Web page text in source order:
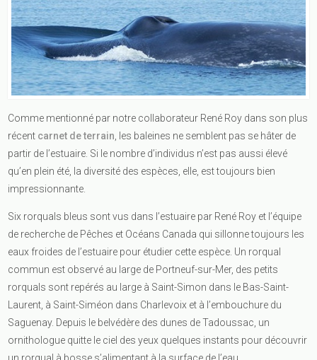
Comme mentionné par notre collaborateur René Roy dans son plus
récent carnet de terrain , les baleines ne semblent pas se hâter de
partir de l’estuaire. Si le nombre d’individus n’est pas aussi élevé
qu’en plein été, la diversité des espèces, elle, est toujours bien
impressionnante.
Six rorquals bleus sont vus dans l’estuaire par René Roy et l’équipe
de recherche de Pêches et Océans Canada qui sillonne toujours les
eaux froides de l’estuaire pour étudier cette espèce. Un rorqual
commun est observé au large de Portneuf-sur-Mer, des petits
rorquals sont repérés au large à Saint-Simon dans le Bas-Saint-
Laurent, à Saint-Siméon dans Charlevoix et à l’embouchure du
Saguenay. Depuis le belvédère des dunes de Tadoussac, un
ornithologue quitte le ciel des yeux quelques instants pour découvrir